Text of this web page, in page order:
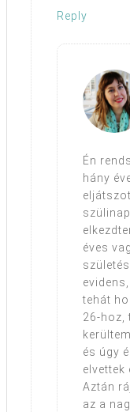
Reply
Én
hány
éves
tehát
26-hoz,
és úgy
elvettek
Aztán
az a